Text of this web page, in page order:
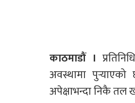
काठमाडौं ।
अवस्थामा
अपेक्षाभन्दा निकै